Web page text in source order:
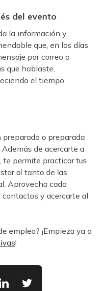
del evento
la información y
que, en los días
por correo o
que hablaste,
el tiempo
o preparada
de acercarte a
te permite practicar tus
al tanto de las
Aprovecha cada
y acercarte al
empleo? ¡Empieza ya a
!